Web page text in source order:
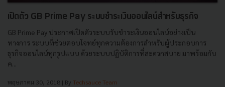
เปิดตัว GB Prime Pay ระบบชำระเงินออนไลน์สำหรับธุรกิจ
GB Prime Pay ประกาศเปิดตัวระบบรับชำระเงินออนไลน์อย่างเป็น
ทางการ ระบบที่ช่วยตอบโจทย์ทุกความต้องการสำหรับผู้ประกอบการ
ธุรกิจออนไลน์ทุกรูปแบบ ด้วยระบบปฏิบัติการที่สะดวกสบาย มาพร้อมกับ
ค...
พฤษภาคม 30, 2018 | By Techsauce Team